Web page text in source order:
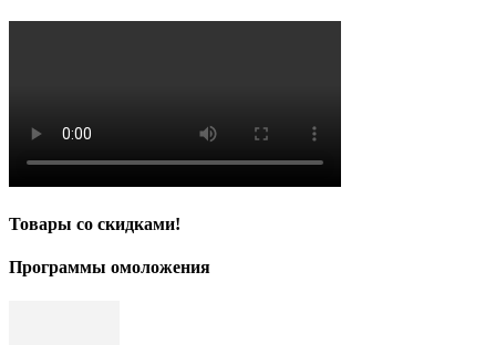
Товары со скидками!
Программы омоложения